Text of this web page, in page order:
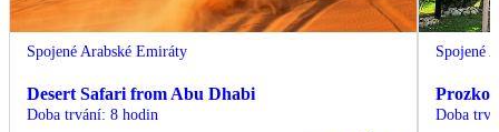
Spojené Arabské Emiráty
Desert Safari from Abu Dhabi
Doba trvání: 8 hodin
Spojené
Doba